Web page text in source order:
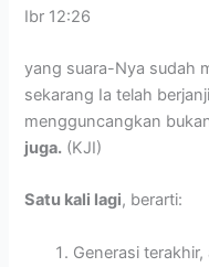
Ibr 12:26
yang suara-Nya sudah
sekarang Ia telah
mengguncangkan
juga. (KJI)
Satu kali lagi, berarti:
Generasi